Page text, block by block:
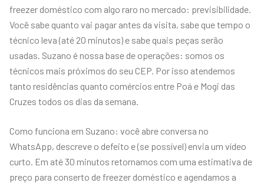
freezer doméstico com algo raro no mercado: previsibilidade.
Você sabe quanto vai pagar antes da visita, sabe que tempo o
técnico leva (até 20 minutos) e sabe quais peças serão
usadas. Suzano é nossa base de operações: somos os
técnicos mais próximos do seu CEP. Por isso atendemos
tanto residências quanto comércios entre Poá e Mogi das
Cruzes todos os dias da semana.
Como funciona em Suzano: você abre conversa no
WhatsApp, descreve o defeito e (se possível) envia um vídeo
curto. Em até 30 minutos retornamos com uma estimativa de
preço para conserto de freezer doméstico e agendamos a